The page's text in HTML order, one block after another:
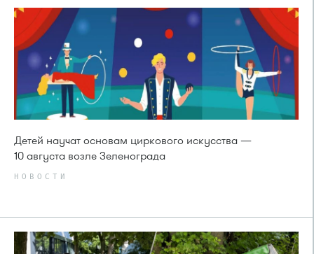
Детей научат основам циркового искусства —
10 августа возле Зеленограда
НОВОСТИ